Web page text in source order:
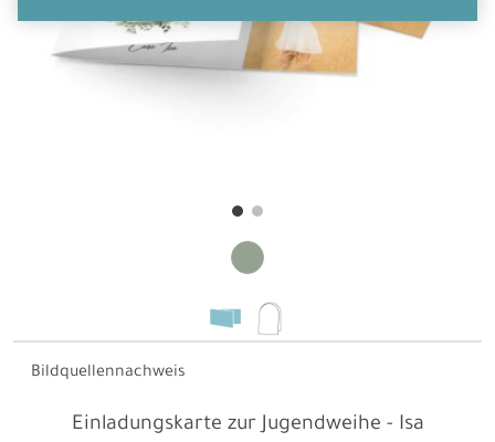
Bildquellennachweis
Einladungskarte zur Jugendweihe - Isa